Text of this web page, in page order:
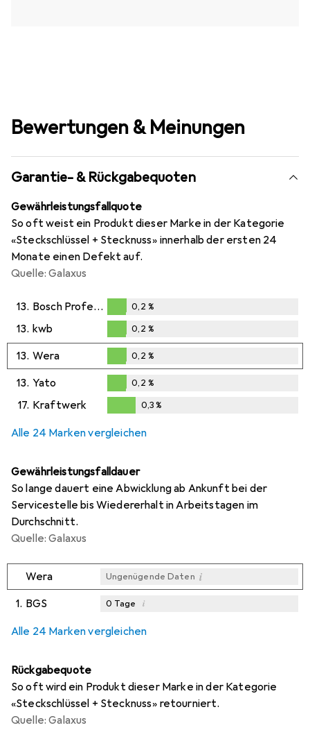
Bewertungen & Meinungen
Garantie- & Rückgabequoten
Gewährleistungsfallquote
So oft weist ein Produkt dieser Marke in der Kategorie
«Steckschlüssel + Stecknuss» innerhalb der ersten 24
Monate einen Defekt auf.
Quelle: Galaxus
13. Bosch Professional Zubehör
0,2%
0,2 %
13. kwb
0,2%
0,2 %
13. Wera
0,2%
0,2 %
13. Yato
0,2%
0,2 %
17. Kraftwerk 0,3%
Alle 24 Marken vergleichen
Gewährleistungsfalldauer
So lange dauert eine Abwicklung ab Ankunft bei der
Servicestelle bis Wiedererhalt in Arbeitstagen im
Durchschnitt.
Quelle: Galaxus
Wera Ungenügende Daten i
1. BGS 0 Tage i
Alle 24 Marken vergleichen
Rückgabequote
So oft wird ein Produkt dieser Marke in der Kategorie
«Steckschlüssel + Stecknuss» retourniert.
Quelle: Galaxus